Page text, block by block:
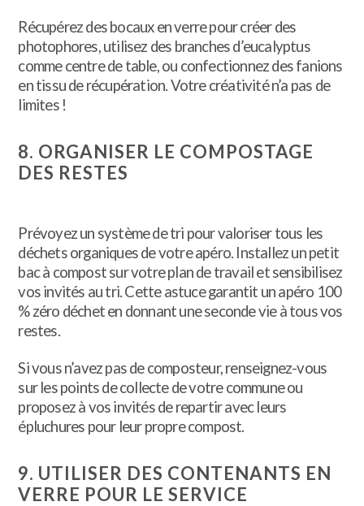
Récupérez des bocaux en verre pour créer des
photophores, utilisez des branches d’eucalyptus
comme centre de table, ou confectionnez des fanions
en tissu de récupération. Votre créativité n’a pas de
limites !
8. ORGANISER LE COMPOSTAGE
DES RESTES
Prévoyez un système de tri pour valoriser tous les
déchets organiques de votre apéro. Installez un petit
bac à compost sur votre plan de travail et sensibilisez
vos invités au tri. Cette astuce garantit un apéro 100
% zéro déchet en donnant une seconde vie à tous vos
restes.
Si vous n’avez pas de composteur, renseignez-vous
sur les points de collecte de votre commune ou
proposez à vos invités de repartir avec leurs
épluchures pour leur propre compost.
9. UTILISER DES CONTENANTS EN
VERRE POUR LE SERVICE